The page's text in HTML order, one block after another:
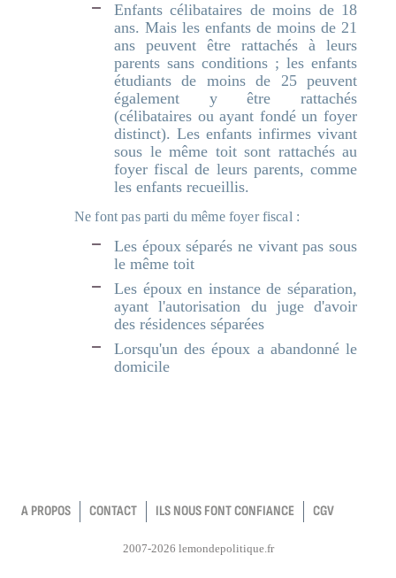
Enfants célibataires de moins de 18
ans. Mais les enfants de moins de 21
ans peuvent être rattachés à leurs
parents sans conditions ; les enfants
étudiants de moins de 25 peuvent
également y être rattachés
(célibataires ou ayant fondé un foyer
distinct). Les enfants infirmes vivant
sous le même toit sont rattachés au
foyer fiscal de leurs parents, comme
les enfants recueillis.
Ne font pas parti du même foyer fiscal :
Les époux séparés ne vivant pas sous
le même toit
Les époux en instance de séparation,
ayant l'autorisation du juge d'avoir
des résidences séparées
Lorsqu'un des époux a abandonné le
domicile
A PROPOS CONTACT ILS NOUS FONT CONFIANCE CGV
2007-2026 lemondepolitique.fr